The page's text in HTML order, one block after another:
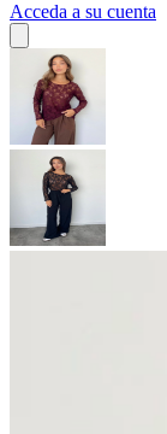
Acceda a su cuenta